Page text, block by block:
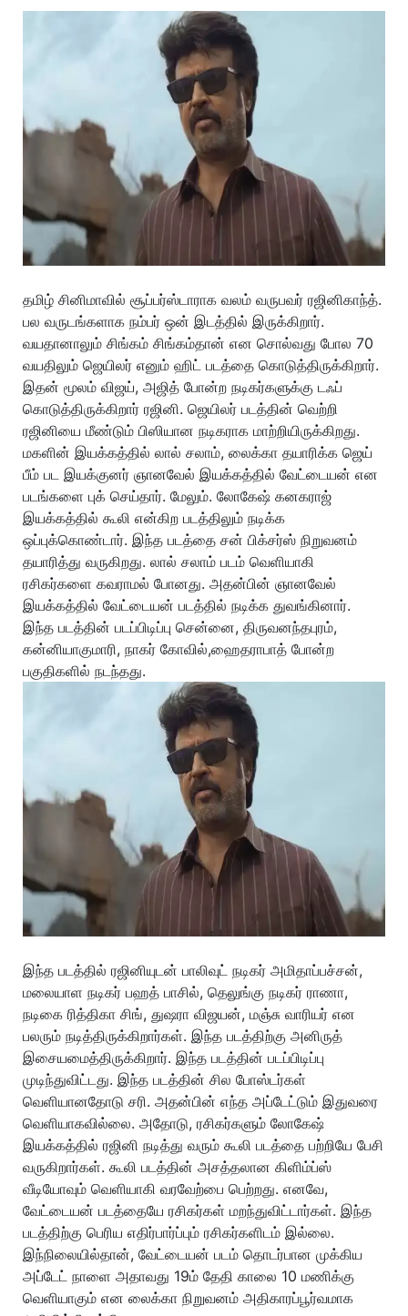
தமிழ் சினிமாவில் சூப்பர்ஸ்டாராக வலம் வருபவர் ரஜினிகாந்த்.
பல வருடங்களாக நம்பர் ஒன் இடத்தில் இருக்கிறார்.
வயதானாலும் சிங்கம் சிங்கம்தான் என சொல்வது போல 70
வயதிலும் ஜெயிலர் எனும் ஹிட் படத்தை கொடுத்திருக்கிறார்.
இதன் மூலம் விஜய், அஜித் போன்ற நடிகர்களுக்கு டஃப்
கொடுத்திருக்கிறார் ரஜினி. ஜெயிலர் படத்தின் வெற்றி
ரஜினியை மீண்டும் பிஸியான நடிகராக மாற்றியிருக்கிறது.
மகளின் இயக்கத்தில் லால் சலாம், லைக்கா தயாரிக்க ஜெய்
பீம் பட இயக்குனர் ஞானவேல் இயக்கத்தில் வேட்டையன் என
படங்களை புக் செய்தார். மேலும். லோகேஷ் கனகராஜ்
இயக்கத்தில் கூலி என்கிற படத்திலும் நடிக்க
ஒப்புக்கொண்டார். இந்த படத்தை சன் பிக்சர்ஸ் நிறுவனம்
தயாரித்து வருகிறது. லால் சலாம் படம் வெளியாகி
ரசிகர்களை கவராமல் போனது. அதன்பின் ஞானவேல்
இயக்கத்தில் வேட்டையன் படத்தில் நடிக்க துவங்கினார்.
இந்த படத்தின் படப்பிடிப்பு சென்னை, திருவனந்தபுரம்,
கன்னியாகுமாரி, நாகர் கோவில்,ஹைதராபாத் போன்ற
பகுதிகளில் நடந்தது.
இந்த படத்தில் ரஜினியுடன் பாலிவுட் நடிகர் அமிதாப்பச்சன்,
மலையாள நடிகர் பஹத் பாசில், தெலுங்கு நடிகர் ராணா,
நடிகை ரித்திகா சிங், துஷரா விஜயன், மஞ்சு வாரியர் என
பலரும் நடித்திருக்கிறார்கள். இந்த படத்திற்கு அனிருத்
இசையமைத்திருக்கிறார். இந்த படத்தின் படப்பிடிப்பு
முடிந்துவிட்டது. இந்த படத்தின் சில போஸ்டர்கள்
வெளியானதோடு சரி. அதன்பின் எந்த அப்டேட்டும் இதுவரை
வெளியாகவில்லை. அதோடு, ரசிகர்களும் லோகேஷ்
இயக்கத்தில் ரஜினி நடித்து வரும் கூலி படத்தை பற்றியே பேசி
வருகிறார்கள். கூலி படத்தின் அசத்தலான கிளிம்ப்ஸ்
வீடியோவும் வெளியாகி வரவேற்பை பெற்றது. எனவே,
வேட்டையன் படத்தையே ரசிகர்கள் மறந்துவிட்டார்கள். இந்த
படத்திற்கு பெரிய எதிர்பார்ப்பும் ரசிகர்களிடம் இல்லை.
இந்நிலையில்தான், வேட்டையன் படம் தொடர்பான முக்கிய
அப்டேட் நாளை அதாவது 19ம் தேதி காலை 10 மணிக்கு
வெளியாகும் என லைக்கா நிறுவனம் அதிகாரப்பூர்வமாக